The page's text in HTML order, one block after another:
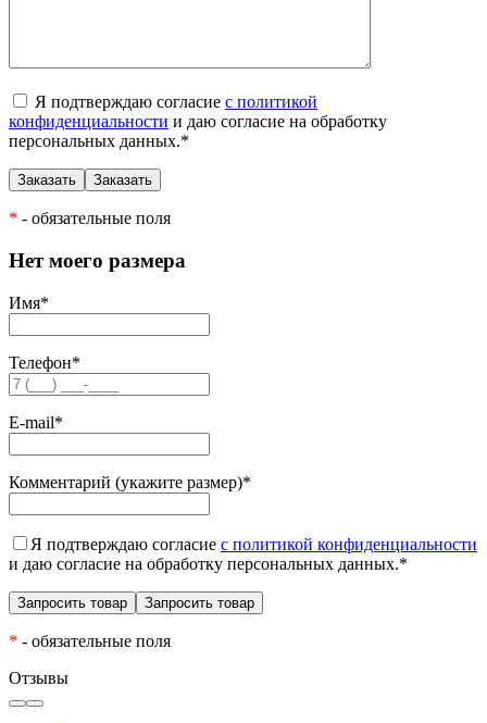
Я подтверждаю согласие с политикой
конфиденциальности и даю согласие на обработку
персональных данных.*
* - обязательные поля
Нет моего размера
Имя*
Телефон*
E-mail*
Комментарий (укажите размер)*
Я подтверждаю согласие с политикой конфиденциальности
и даю согласие на обработку персональных данных.*
* - обязательные поля
Отзывы